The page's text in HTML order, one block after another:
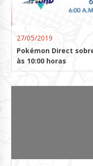
27/05/2019
Pokémon Direct
às 10:00 horas